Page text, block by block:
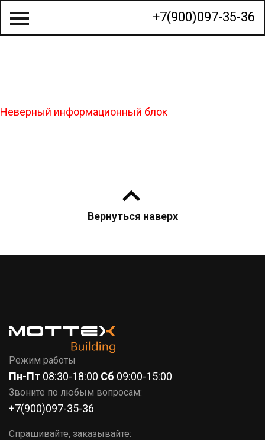
+7(900)097-35-36
СТРОИТЕЛЬСТВО ДОМОВ
Неверный информационный блок
Вернуться наверх
Режим работы
Пн-Пт 08:30-18:00 Сб 09:00-15:00
Звоните по любым вопросам:
+7(900)097-35-36
Спрашивайте, заказывайте: